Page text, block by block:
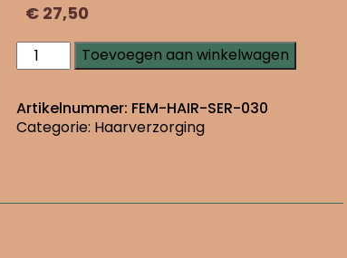
€ 27,50
Voedende
hoofdhuidserum
Toevoegen aan winkelwagen
Artikelnummer: FEM-HAIR-SER-030
Categorie: Haarverzorging